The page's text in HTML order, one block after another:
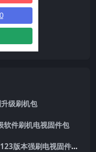
级刷机包
软件刷机电视固件包
TCL电视V8-S38AT01-LF1V123版本强刷电视固件包下载